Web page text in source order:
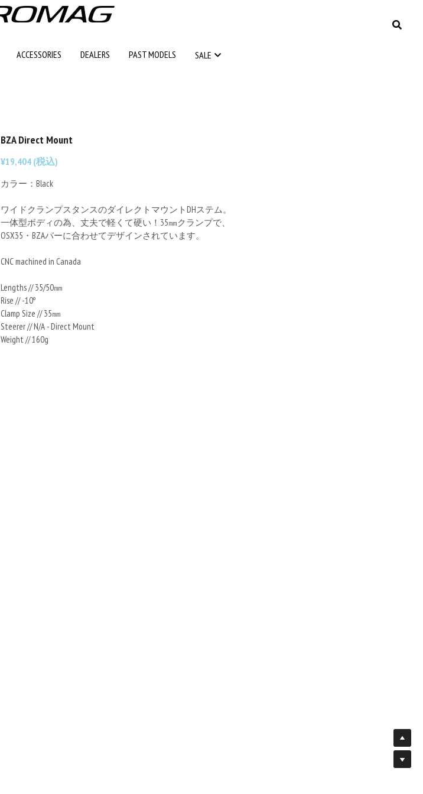
ACCESSORIES DEALERS PAST MODELS SALE
ACCESSORIES DEALERS PAST MODELS SALE
BZA Direct Mount
¥19,404 (税込)
カラー：Black
ワイドクランプスタンスのダイレクトマウントDHステム。
一体型ボディの為、丈夫で軽くて硬い！35㎜クランプで、
OSX35・BZAバーに合わせてデザインされています。
CNC machined in Canada
Lengths // 35/50㎜
Rise // -10º
Clamp Size // 35㎜
Steerer // N/A - Direct Mount
Weight // 160g